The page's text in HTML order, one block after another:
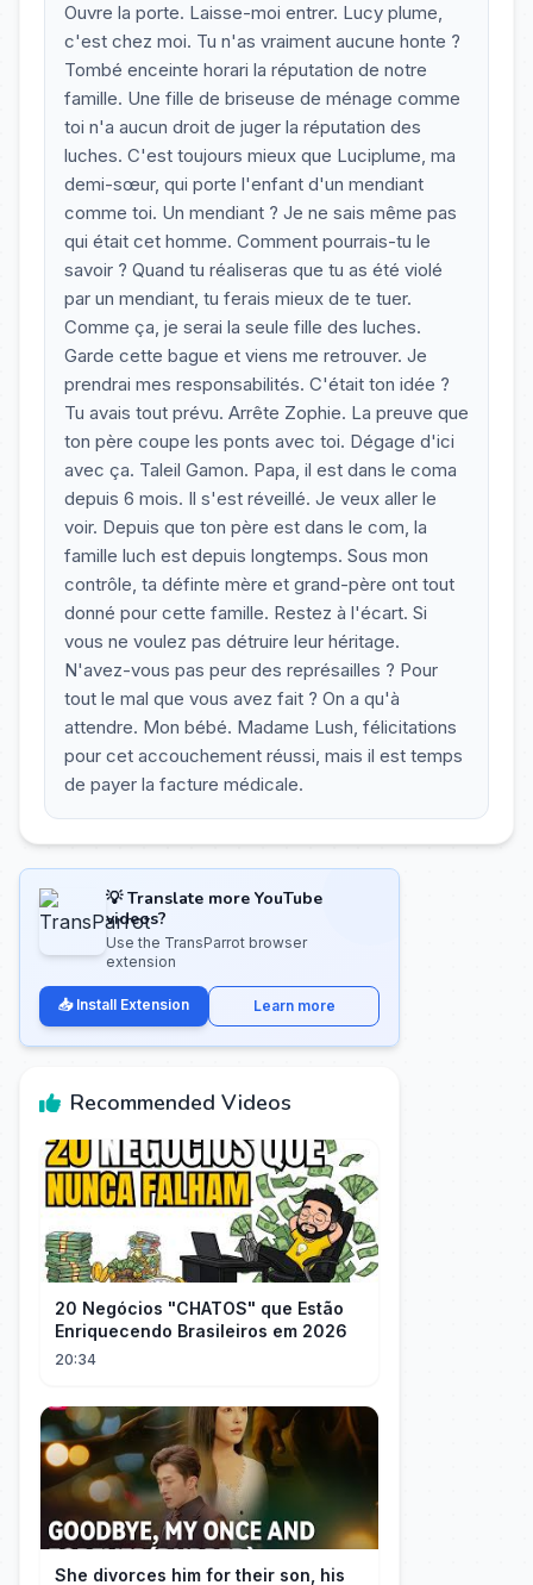
Ouvre la porte. Laisse-moi entrer. Lucy plume,
c'est chez moi. Tu n'as vraiment aucune honte ?
Tombé enceinte horari la réputation de notre
famille. Une fille de briseuse de ménage comme
toi n'a aucun droit de juger la réputation des
luches. C'est toujours mieux que Luciplume, ma
demi-sœur, qui porte l'enfant d'un mendiant
comme toi. Un mendiant ? Je ne sais même pas
qui était cet homme. Comment pourrais-tu le
savoir ? Quand tu réaliseras que tu as été violé
par un mendiant, tu ferais mieux de te tuer.
Comme ça, je serai la seule fille des luches.
Garde cette bague et viens me retrouver. Je
prendrai mes responsabilités. C'était ton idée ?
Tu avais tout prévu. Arrête Zophie. La preuve que
ton père coupe les ponts avec toi. Dégage d'ici
avec ça. Taleil Gamon. Papa, il est dans le coma
depuis 6 mois. Il s'est réveillé. Je veux aller le
voir. Depuis que ton père est dans le com, la
famille luch est depuis longtemps. Sous mon
contrôle, ta définte mère et grand-père ont tout
donné pour cette famille. Restez à l'écart. Si
vous ne voulez pas détruire leur héritage.
N'avez-vous pas peur des représailles ? Pour
tout le mal que vous avez fait ? On a qu'à
attendre. Mon bébé. Madame Lush, félicitations
pour cet accouchement réussi, mais il est temps
de payer la facture médicale.
💡 Translate more YouTube
videos?
Use the TransParrot browser
extension
📥 Install Extension Learn more
Recommended Videos
20 Negócios "CHATOS" que Estão
Enriquecendo Brasileiros em 2026
20:34
She divorces him for their son, his